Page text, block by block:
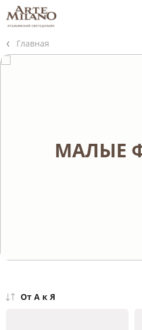
Главная
МАЛЫЕ
От А к Я